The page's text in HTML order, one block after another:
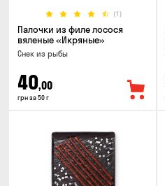
(1)
Палочки из филе лосося
вяленые «Икряные»
Снек из рыбы
40,00
грн за 50 г